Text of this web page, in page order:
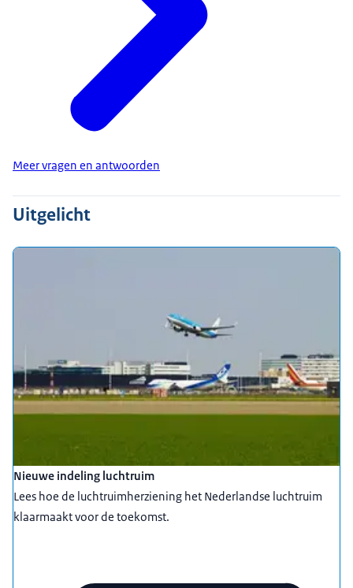
Meer vragen en antwoorden
Uitgelicht
Nieuwe indeling luchtruim
Lees hoe de luchtruimherziening het Nederlandse luchtruim
klaarmaakt voor de toekomst.